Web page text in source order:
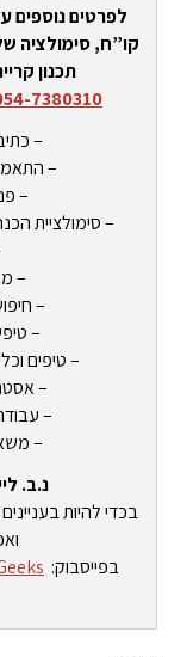
לפרטים נוספים
קו”ח, סימולציה
תכנון
7380310
–
–
–
– סימולציית
–
–
–
– טיפים
–
–
–
נ.ב.
בכדי להיות
בפייסבוק: